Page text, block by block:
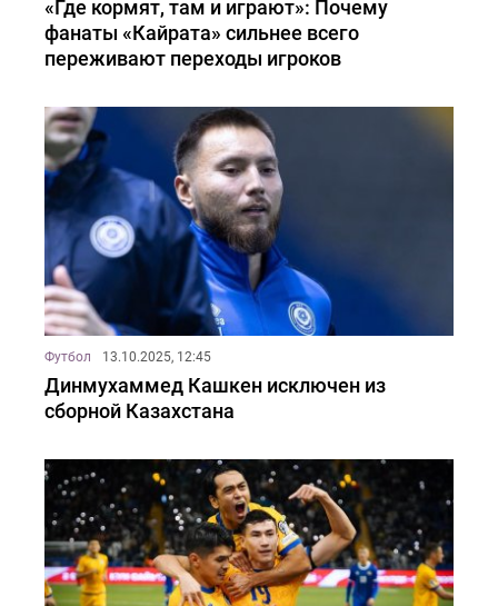
«Где кормят, там и играют»: Почему
фанаты «Кайрата» сильнее всего
переживают переходы игроков
Футбол 13.10.2025, 12:45
Динмухаммед Кашкен исключен из
сборной Казахстана